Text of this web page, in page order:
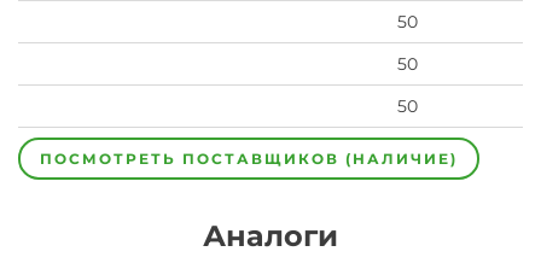
50
50
50
ПОСМОТРЕТЬ ПОСТАВЩИКОВ (НАЛИЧИЕ)
Аналоги